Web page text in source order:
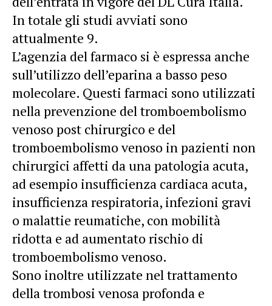
In totale gli studi avviati sono
attualmente 9.
L’agenzia del farmaco si è espressa anche
sull’utilizzo dell’eparina a basso peso
molecolare. Questi farmaci sono utilizzati
nella prevenzione del tromboembolismo
venoso post chirurgico e del
tromboembolismo venoso in pazienti non
chirurgici affetti da una patologia acuta,
ad esempio insufficienza cardiaca acuta,
insufficienza respiratoria, infezioni gravi
o malattie reumatiche, con mobilità
ridotta e ad aumentato rischio di
tromboembolismo venoso.
Sono inoltre utilizzate nel trattamento
della trombosi venosa profonda e